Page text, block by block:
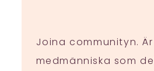
Joina communityn.
medmänniska som